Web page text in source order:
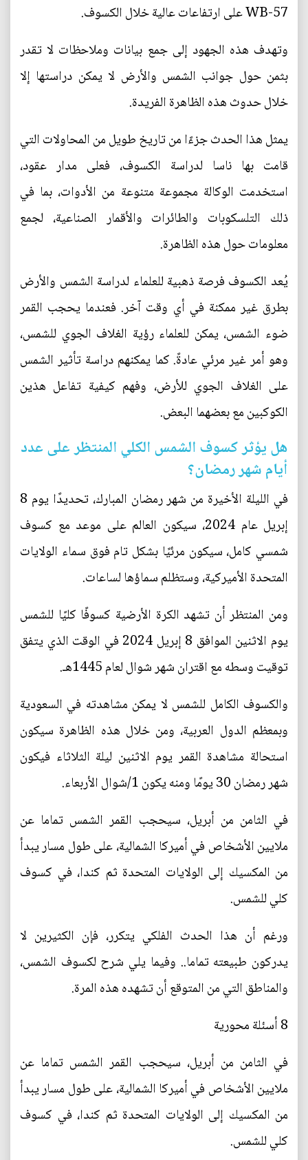
WB-57 على ارتفاعات عالية خلال الكسوف.
وتهدف هذه الجهود إلى جمع بيانات وملاحظات لا تقدر
بثمن حول جوانب الشمس والأرض لا يمكن دراستها إلا
خلال حدوث هذه الظاهرة الفريدة.
يمثل هذا الحدث جزءًا من تاريخ طويل من المحاولات التي
قامت بها ناسا لدراسة الكسوف، فعلى مدار عقود،
استخدمت الوكالة مجموعة متنوعة من الأدوات، بما في
ذلك التلسكوبات والطائرات والأقمار الصناعية، لجمع
معلومات حول هذه الظاهرة.
يُعد الكسوف فرصة ذهبية للعلماء لدراسة الشمس والأرض
بطرق غير ممكنة في أي وقت آخر. فعندما يحجب القمر
ضوء الشمس، يمكن للعلماء رؤية الغلاف الجوي للشمس،
وهو أمر غير مرئي عادةً. كما يمكنهم دراسة تأثير الشمس
على الغلاف الجوي للأرض، وفهم كيفية تفاعل هذين
الكوكبين مع بعضهما البعض.
هل يؤثر كسوف الشمس الكلي المنتظر على عدد
أيام شهر رمضان؟
في الليلة الأخيرة من شهر رمضان المبارك، تحديدًا يوم 8
إبريل عام 2024، سيكون العالم على موعد مع كسوف
شمسي كامل، سيكون مرئيًا بشكل تام فوق سماء الولايات
المتحدة الأميركية، وستظلم سماؤها لساعات.
ومن المنتظر أن تشهد الكرة الأرضية كسوفًا كليًا للشمس
يوم الاثنين الموافق 8 إبريل 2024 في الوقت الذي يتفق
توقيت وسطه مع اقتران شهر شوال لعام 1445هـ.
والكسوف الكامل للشمس لا يمكن مشاهدته في السعودية
وبمعظم الدول العربية، ومن خلال هذه الظاهرة سيكون
استحالة مشاهدة القمر يوم الاثنين ليلة الثلاثاء فيكون
شهر رمضان 30 يومًا ومنه يكون 1/شوال الأربعاء.
في الثامن من أبريل، سيحجب القمر الشمس تماما عن
ملايين الأشخاص في أميركا الشمالية، على طول مسار يبدأ
من المكسيك إلى الولايات المتحدة ثم كندا، في كسوف
كلي للشمس.
ورغم أن هذا الحدث الفلكي يتكرر، فإن الكثيرين لا
يدركون طبيعته تماما.. وفيما يلي شرح لكسوف الشمس،
والمناطق التي من المتوقع أن تشهده هذه المرة.
8 أسئلة محورية
في الثامن من أبريل، سيحجب القمر الشمس تماما عن
ملايين الأشخاص في أميركا الشمالية، على طول مسار يبدأ
من المكسيك إلى الولايات المتحدة ثم كندا، في كسوف
كلي للشمس.